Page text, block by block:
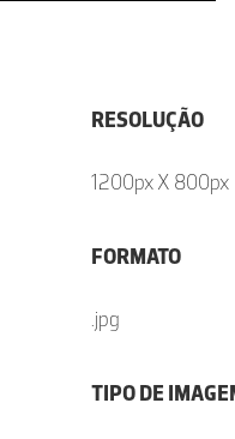
RESOLUÇÃO
1200px X 800px
FORMATO
.jpg
TIPO DE